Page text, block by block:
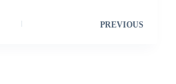
PREVIOUS